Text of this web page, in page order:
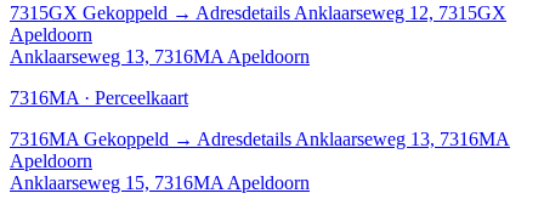
7315GX Gekoppeld → Adresdetails Anklaarseweg 12, 7315GX
Apeldoorn
Anklaarseweg 13, 7316MA Apeldoorn
7316MA · Perceelkaart
7316MA Gekoppeld → Adresdetails Anklaarseweg 13, 7316MA
Apeldoorn
Anklaarseweg 15, 7316MA Apeldoorn